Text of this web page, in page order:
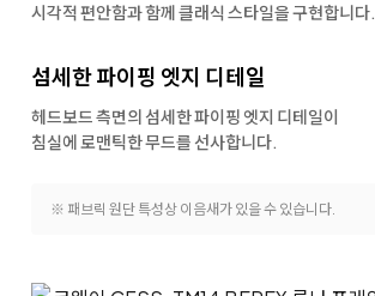
시각적 편안함과 함께 클래식 스타일을 구현합니다.
섬세한 파이핑 엣지 디테일
헤드보드 측면의 섬세한 파이핑 엣지 디테일이
침실에 로맨틱한 무드를 선사합니다.
※ 패브릭 원단 특성상 이음새가 있을 수 있습니다.